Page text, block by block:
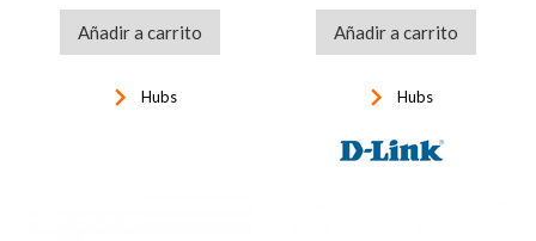
Añadir a carrito
keyboard_arrow_right Hubs
Añadir a carrito
keyboard_arrow_right Hubs